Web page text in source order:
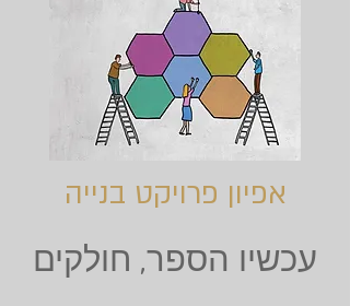
אפיון פרויקט בנייה
עכשיו הספר, חולקים